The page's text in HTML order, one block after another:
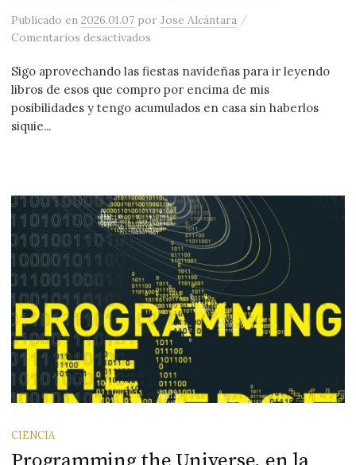
Publicadoen2026.01.07 porJose Alcántara /
Comentarios desactivados
Sigo aprovechando las fiestas navideñas para ir leyendo
libros de esos que compro por encima de mis
posibilidades y tengo acumulados en casa sin haberlos
siquie...
CIENCIA